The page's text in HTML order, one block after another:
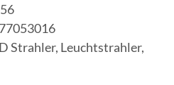
Strahler, Leuchtstrahler,